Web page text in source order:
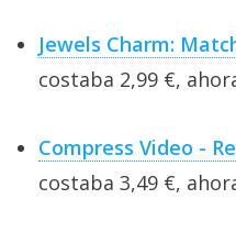
Jewels Charm:
costaba 2,99 €,
Compress Video -
costaba 3,49 €,